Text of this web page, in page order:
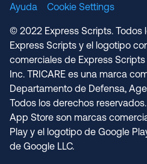
Ayuda
Cookie Settings
© 2022 Express Scripts. Todos
Express Scripts y el logotipo
comerciales de Express
Inc. TRICARE es una marca
Departamento de Defensa,
Todos los derechos
App Store son marcas
Play y el logotipo de Google
de Google LLC.